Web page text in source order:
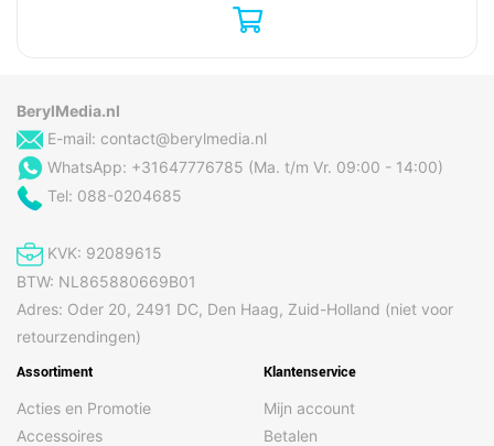
BerylMedia.nl
E-mail: contact@berylmedia.nl
WhatsApp: +31647776785 (Ma. t/m Vr. 09:00 - 14:00)
Tel: 088-0204685
KVK: 92089615
BTW: NL865880669B01
Adres: Oder 20, 2491 DC, Den Haag, Zuid-Holland (niet voor
retourzendingen)
Assortiment
Acties en Promotie
Accessoires
Klantenservice
Mijn account
Betalen